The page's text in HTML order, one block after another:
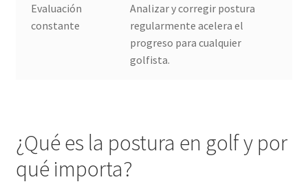
Evaluación
constante
Analizar y corregir postura
regularmente acelera el
progreso para cualquier
golfista.
¿Qué es la postura en golf y por
qué importa?